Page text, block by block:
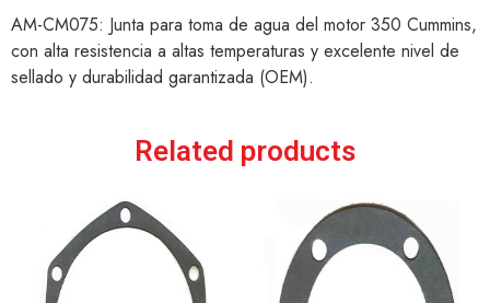
AM-CM075: Junta para toma de agua del motor 350 Cummins,
con alta resistencia a altas temperaturas y excelente nivel de
sellado y durabilidad garantizada (OEM).
Related products